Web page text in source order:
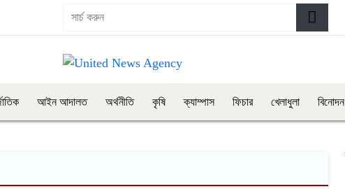
আইন আদালত অর্থনীতি কৃষি ক্যাম্পাস ফিচার খেলাধুলা বিনোদন